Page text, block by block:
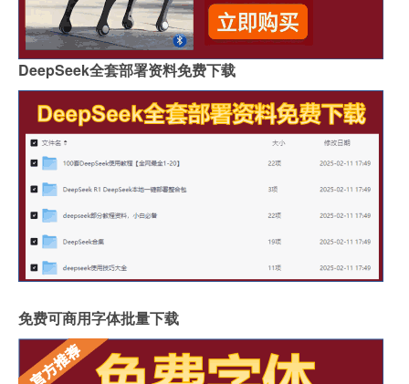
DeepSeek全套部署资料免费下载
免费可商用字体批量下载